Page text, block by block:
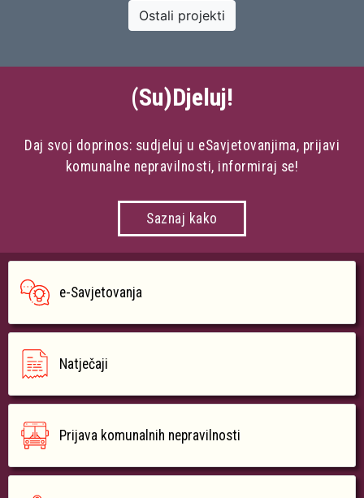
Ostali projekti
(Su)Djeluj!
Daj svoj doprinos: sudjeluj u eSavjetovanjima, prijavi
komunalne nepravilnosti, informiraj se!
Saznaj kako
e-Savjetovanja
Natječaji
Prijava komunalnih nepravilnosti